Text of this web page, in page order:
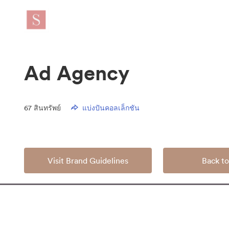
Ad Agency
67 สินทรัพย์ แบ่งปันคอลเล็กชัน
Visit Brand Guidelines Back